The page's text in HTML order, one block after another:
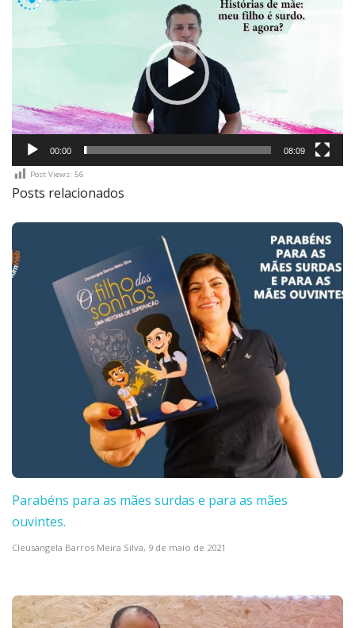
de
00:00 08:09
Post Views: 56
Posts relacionados
Parabéns para as mães surdas e para as mães
ouvintes.
Cleusangela Barros Meira Silva, 9 de maio de 2021